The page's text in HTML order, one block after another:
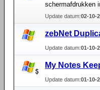
schermafdrukken
Update datum:02-10-
zebNet
Update datum:01-10-
My Notes
Update datum:01-10-